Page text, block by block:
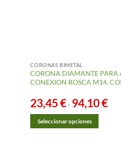
CORONAS BIMETAL
CORONA DIAMANTE PARA
CONEXION ROSCA M14.
23,45€- 94,10€de
Seleccionar opciones